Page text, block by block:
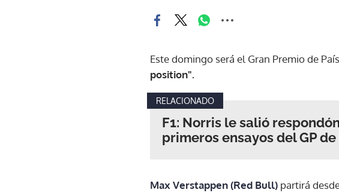
Este domingo será el Gran Premio de
position".
RELACIONADO
F1: Norris le salió
primeros ensayos del GP
Max Verstappen (Red Bull) partirá